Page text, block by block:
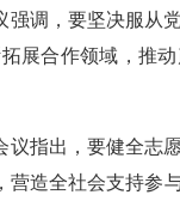
调，要坚决服从
展合作领域，推
指出，要健全志
造全社会支持参